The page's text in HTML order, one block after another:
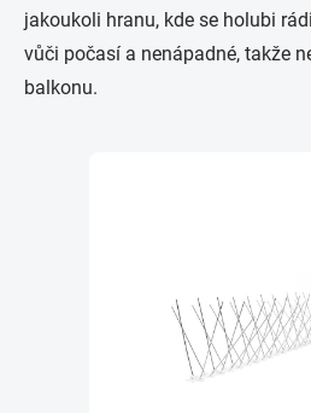
jakoukoli hranu, kde se holubi
vůči počasí a nenápadné, takže
balkonu.